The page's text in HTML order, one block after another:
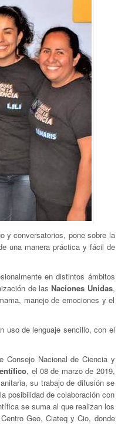
y conversatorios, pone sobre la
una manera práctica y fácil de
en distintos ámbitos
de las Naciones Unidas,
manejo de emociones y el
uso de lenguaje sencillo, con el
Consejo Nacional de Ciencia y
, el 08 de marzo de 2019,
su trabajo de difusión se
posibilidad de colaboración con
se suma al que realizan los
Geo, Ciateq y Cio, donde